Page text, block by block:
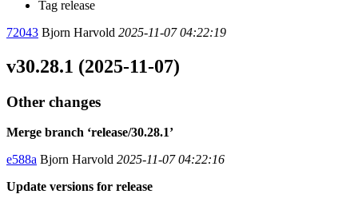
Tag release
72043 Bjorn Harvold 2025-11-07 04:22:19
v30.28.1 (2025-11-07)
Other changes
Merge branch ‘release/30.28.1’
e588a Bjorn Harvold 2025-11-07 04:22:16
Update versions for release